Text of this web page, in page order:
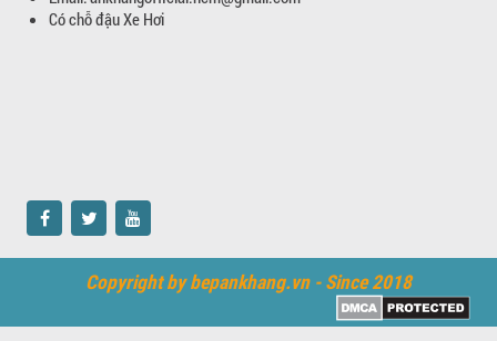
Có chỗ đậu Xe Hơi
Copyright by bepankhang.vn - Since 2018